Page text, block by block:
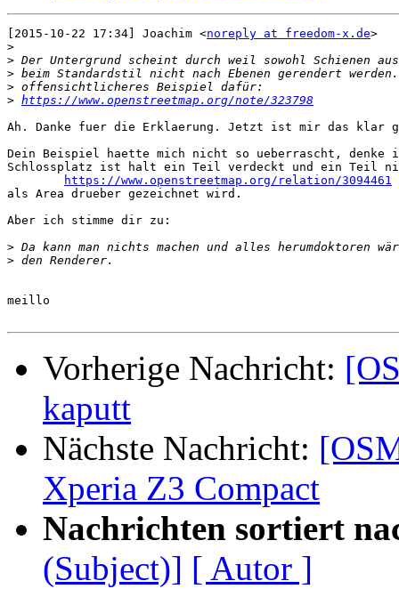
[2015-10-22 17:34] Joachim <noreply at freedom-x.de>
>
>
>
>
> https://www.openstreetmap.org/note/323798
Ah. Danke fuer die Erklaerung. Jetzt ist mir das klar
Dein Beispiel haette mich nicht so ueberrascht, denke
Schlossplatz ist halt ein Teil verdeckt und ein Teil
https://www.openstreetmap.org/relation/3094461
als Area drueber gezeichnet wird.
Aber ich stimme dir zu:
>
>
meillo
Vorherige Nachricht:
kaputt
Nächste Nachricht:
Xperia Z3 Compact
Nachrichten sortiert
(Subject)] [ Autor ]